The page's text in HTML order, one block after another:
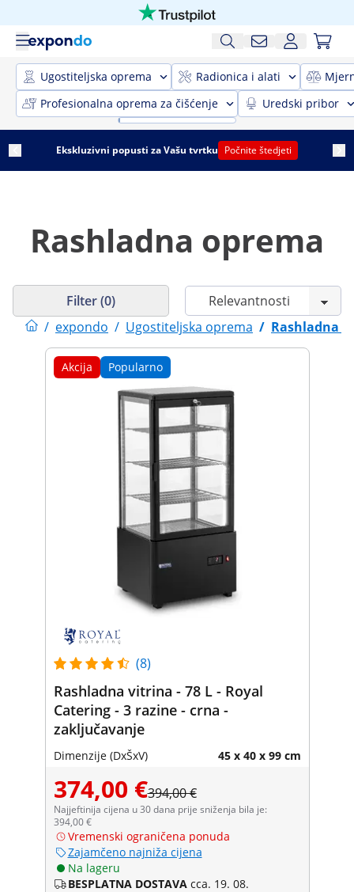
Ugostiteljska oprema Radionica i alati
Profesionalna oprema za čišćenje
Uredski pribor
Ekskluzivni popusti za Vašu tvrtku Počnite štedjeti
Rashladna oprema
/ expondo / Ugostiteljska oprema / Rashladna
Filter (0)
Akcija Popularno
(8)
Rashladna vitrina - 78 L - Royal
Catering - 3 razine - crna -
zaključavanje
Dimenzije (DxŠxV) 45 x 40 x 99 cm
374,00 €394,00 €
Najjeftinija cijena u 30 dana prije sniženja bila je:
394,00 €
Vremenski ograničena ponuda
Zajamčeno najniža cijena
Na lageru
BESPLATNA DOSTAVA cca. 19. 08.